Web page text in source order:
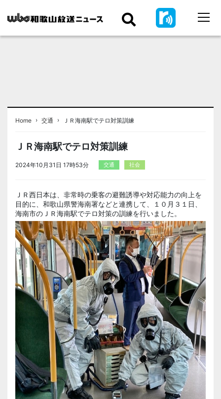
Home › 交通 › ＪＲ海南駅でテロ対策訓練
ＪＲ海南駅でテロ対策訓練
2024年10月31日 17時53分 交通 社会
ＪＲ西日本は、非常時の乗客の避難誘導や対応能力の向上を
目的に、和歌山県警海南署などと連携して、１０月３１日、
海南市のＪＲ海南駅でテロ対策の訓練を行いました。